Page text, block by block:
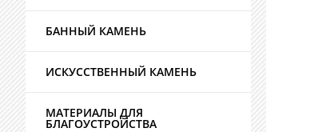
БАННЫЙ КАМЕНЬ
ИСКУССТВЕННЫЙ КАМЕНЬ
МАТЕРИАЛЫ ДЛЯ
БЛАГОУСТРОЙСТВА